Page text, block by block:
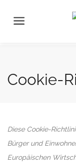
Cookie-
Diese Cookie-
Bürger und
Europäischen